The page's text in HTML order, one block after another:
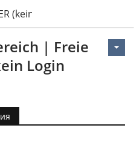
(kein Login erforderlich)
| Freie
Login